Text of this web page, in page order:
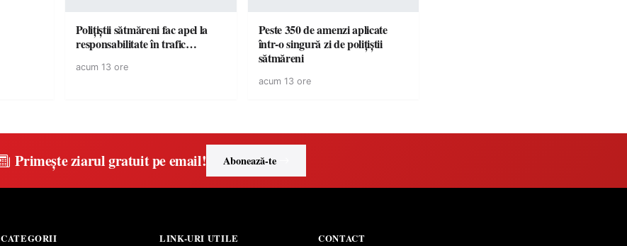
Polițiștii sătmăreni fac apel la
responsabilitate în trafic…
acum 13 ore
Peste 350 de amenzi aplicate
într-o singură zi de polițiștii
sătmăreni
acum 13 ore
Primește ziarul gratuit pe email! Abonează-te
CATEGORII LINK-URI UTILE CONTACT